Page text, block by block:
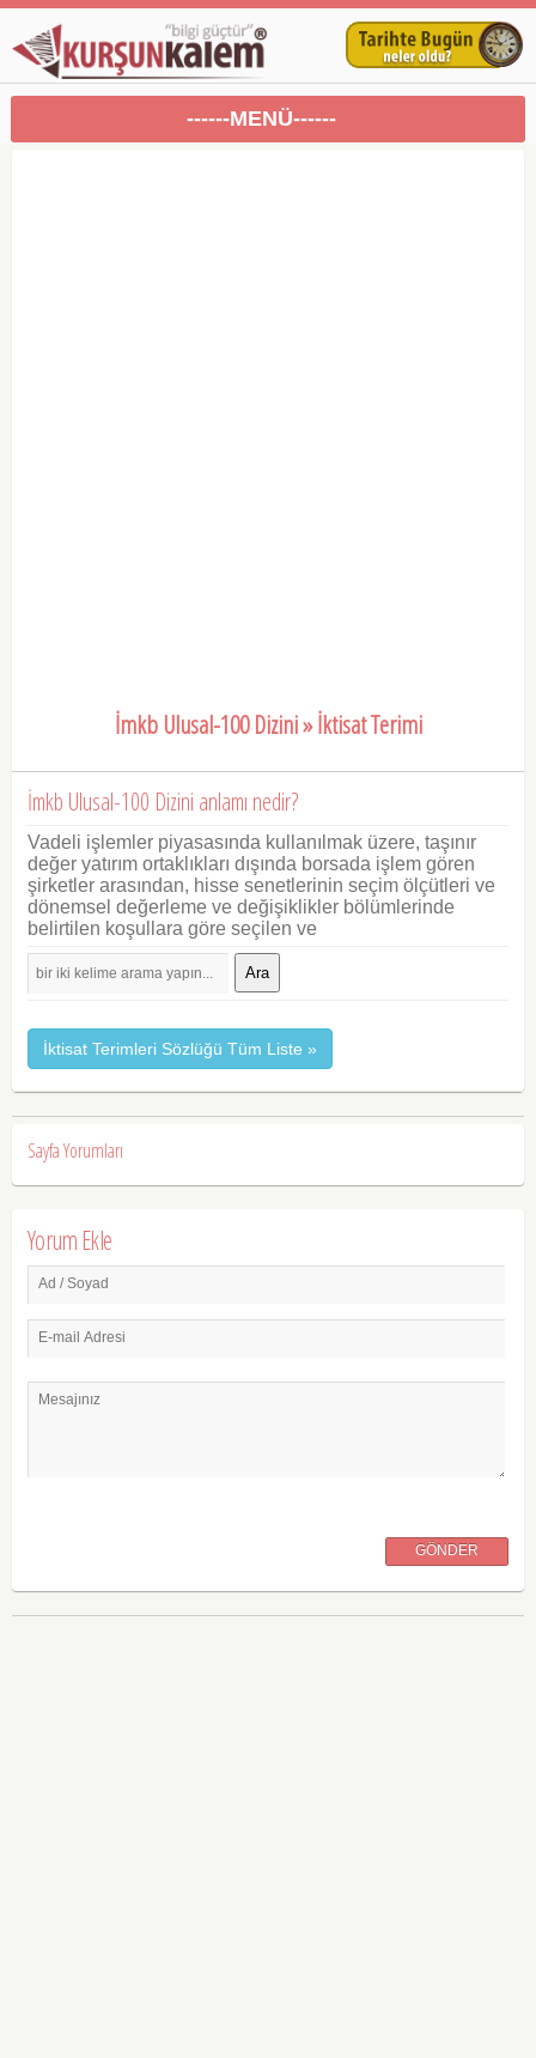
------MENÜ------
İmkb Ulusal-100 Dizini » İktisat Terimi
İmkb Ulusal-100 Dizini anlamı nedir?
Vadeli işlemler piyasasında kullanılmak üzere, taşınır
değer yatırım ortaklıkları dışında borsada işlem gören
şirketler arasından, hisse senetlerinin seçim ölçütleri ve
dönemsel değerleme ve değişiklikler bölümlerinde
belirtilen koşullara göre seçilen ve
Ara
İktisat Terimleri Sözlüğü Tüm Liste »
Sayfa Yorumları
Yorum Ekle
Ad / Soyad
E-mail Adresi
Mesajınız
GÖNDER